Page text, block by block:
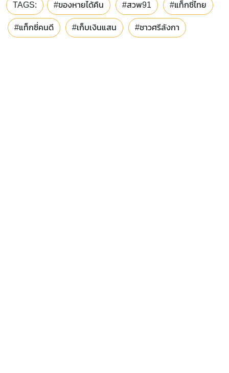
TAGS: #ของหายได้คืน #สวพ91 #แท็กซี่ไทย
#แท็กซี่คนดี #เก็บเงินแสน #ชาวศรีลังกา